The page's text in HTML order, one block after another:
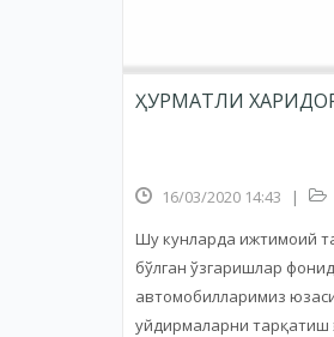
ҲУРМАТЛИ
16/03/2020 14:43 |
Шу кунларда ижтимоий
бўлган ўзгаришлар
автомобилларимиз
уйдирмаларни тарқатиш